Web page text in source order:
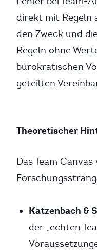
direkt mit Regeln
den Zweck und
Regeln ohne
bürokratischen
geteilten
Theoretischer
Das Team
Katzenbach &
der „echten